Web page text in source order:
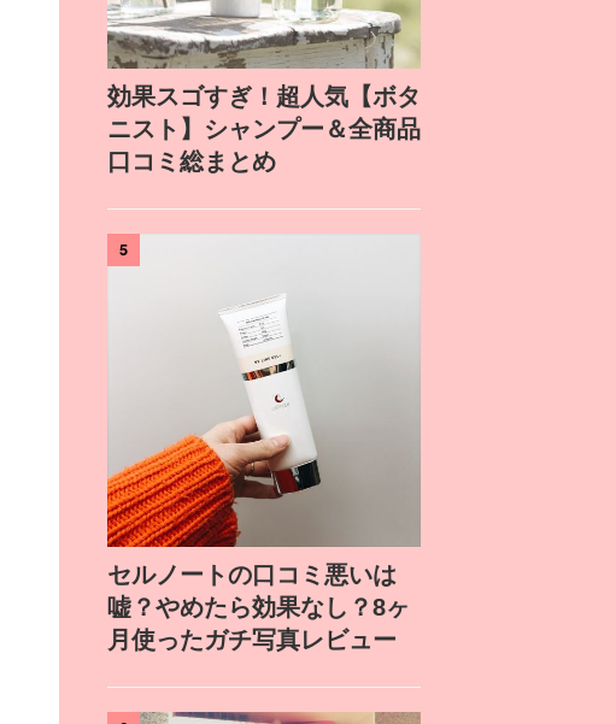
効果スゴすぎ！超人気【ボタ
ニスト】シャンプー＆全商品
口コミ総まとめ
5
セルノートの口コミ悪いは
嘘？やめたら効果なし？8ヶ
月使ったガチ写真レビュー